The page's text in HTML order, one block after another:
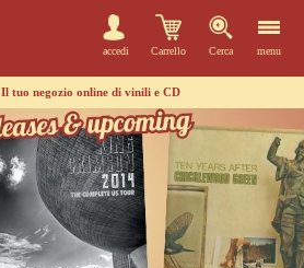
accedi Carrello Cerca menu
Il tuo negozio online di vinili e CD